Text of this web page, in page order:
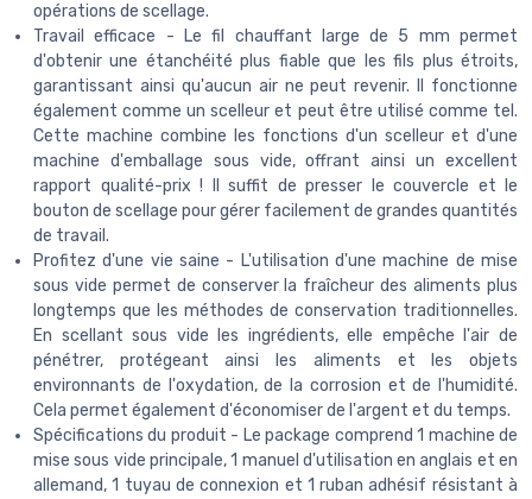
opérations de scellage.
Travail efficace - Le fil chauffant large de 5 mm permet
d'obtenir une étanchéité plus fiable que les fils plus étroits,
garantissant ainsi qu'aucun air ne peut revenir. Il fonctionne
également comme un scelleur et peut être utilisé comme tel.
Cette machine combine les fonctions d'un scelleur et d'une
machine d'emballage sous vide, offrant ainsi un excellent
rapport qualité-prix ! Il suffit de presser le couvercle et le
bouton de scellage pour gérer facilement de grandes quantités
de travail.
Profitez d'une vie saine - L'utilisation d'une machine de mise
sous vide permet de conserver la fraîcheur des aliments plus
longtemps que les méthodes de conservation traditionnelles.
En scellant sous vide les ingrédients, elle empêche l'air de
pénétrer, protégeant ainsi les aliments et les objets
environnants de l'oxydation, de la corrosion et de l'humidité.
Cela permet également d'économiser de l'argent et du temps.
Spécifications du produit - Le package comprend 1 machine de
mise sous vide principale, 1 manuel d'utilisation en anglais et en
allemand, 1 tuyau de connexion et 1 ruban adhésif résistant à